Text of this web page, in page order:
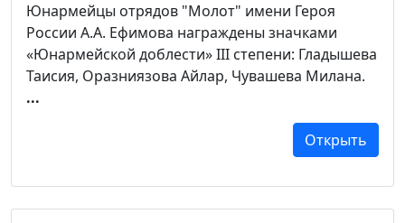
Юнармейцы отрядов "Молот" имени Героя
России А.А. Ефимова награждены значками
«Юнармейской доблести» III степени: Гладышева
Таисия, Оразниязова Айлар, Чувашева Милана.
...
Открыть